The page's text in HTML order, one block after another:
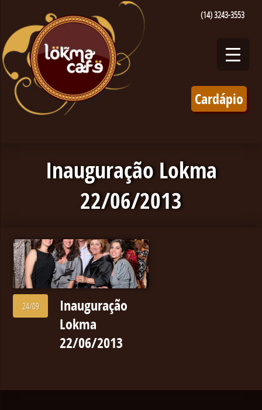
(14) 3243-3553
Cardápio
Inauguração Lokma
22/06/2013
24/09
Inauguração
Lokma
22/06/2013